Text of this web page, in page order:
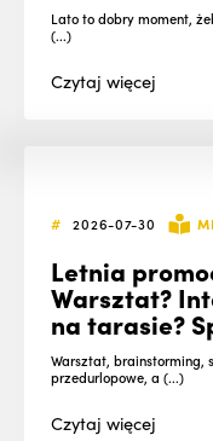
Lato to dobry moment,
(...)
Czytajwięcej
# 2026-07-30
Letnia
Warsztat?
na tarasie?
Warsztat, brainstorming,
przedurlopowe, a (...)
Czytajwięcej